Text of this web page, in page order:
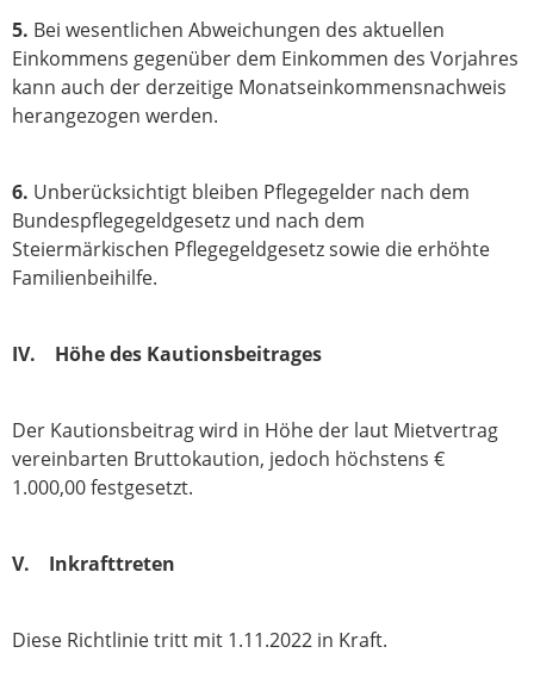
5. Bei wesentlichen Abweichungen des aktuellen
Einkommens gegenüber dem Einkommen des Vorjahres
kann auch der derzeitige Monatseinkommensnachweis
herangezogen werden.
6. Unberücksichtigt bleiben Pflegegelder nach dem
Bundespflegegeldgesetz und nach dem
Steiermärkischen Pflegegeldgesetz sowie die erhöhte
Familienbeihilfe.
IV. Höhe des Kautionsbeitrages
Der Kautionsbeitrag wird in Höhe der laut Mietvertrag
vereinbarten Bruttokaution, jedoch höchstens €
1.000,00 festgesetzt.
V. Inkrafttreten
Diese Richtlinie tritt mit 1.11.2022 in Kraft.